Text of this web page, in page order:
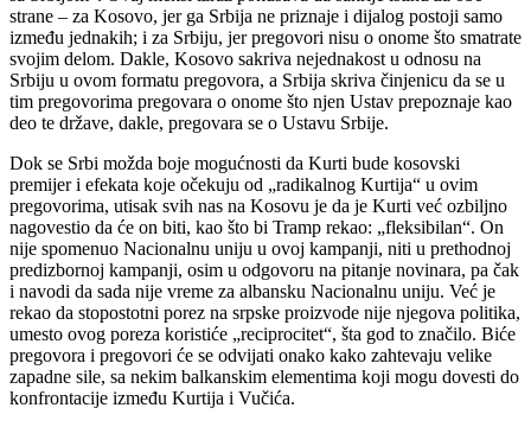
strane – za Kosovo, jer ga Srbija ne priznaje i dijalog postoji samo
između jednakih; i za Srbiju, jer pregovori nisu o onome što smatrate
svojim delom. Dakle, Kosovo sakriva nejednakost u odnosu na
Srbiju u ovom formatu pregovora, a Srbija skriva činjenicu da se u
tim pregovorima pregovara o onome što njen Ustav prepoznaje kao
deo te države, dakle, pregovara se o Ustavu Srbije.
Dok se Srbi možda boje mogućnosti da Kurti bude kosovski
premijer i efekata koje očekuju od „radikalnog Kurtija“ u ovim
pregovorima, utisak svih nas na Kosovu je da je Kurti već ozbiljno
nagovestio da će on biti, kao što bi Tramp rekao: „fleksibilan“. On
nije spomenuo Nacionalnu uniju u ovoj kampanji, niti u prethodnoj
predizbornoj kampanji, osim u odgovoru na pitanje novinara, pa čak
i navodi da sada nije vreme za albansku Nacionalnu uniju. Već je
rekao da stopostotni porez na srpske proizvode nije njegova politika,
umesto ovog poreza koristiće „reciprocitet“, šta god to značilo. Biće
pregovora i pregovori će se odvijati onako kako zahtevaju velike
zapadne sile, sa nekim balkanskim elementima koji mogu dovesti do
konfrontacije između Kurtija i Vučića.